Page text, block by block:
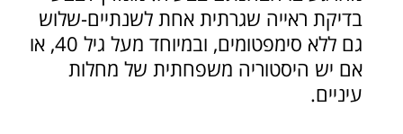
בדיקת ראייה שגרתית אחת לשנתיים-שלוש
גם ללא סימפטומים, ובמיוחד מעל גיל 40, או
אם יש היסטוריה משפחתית של מחלות
עיניים.